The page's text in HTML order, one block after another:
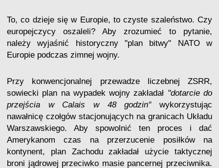
To, co dzieje się w Europie, to czyste szaleństwo. Czy
europejczycy oszaleli? Aby zrozumieć to pytanie,
należy wyjaśnić historyczny "plan bitwy" NATO w
Europie podczas zimnej wojny.
Przy konwencjonalnej przewadze liczebnej ZSRR,
sowiecki plan na wypadek wojny zakładał "dotarcie do
przejścia w Calais w 48 godzin"wykorzystując
nawałnicę czołgów stacjonujących na granicach Układu
Warszawskiego. Aby spowolnić ten proces i dać
Amerykanom czas na przerzucenie posiłków na
kontynent, plan Zachodu zakładał użycie taktycznej
broni jądrowej przeciwko masie pancernej przeciwnika.